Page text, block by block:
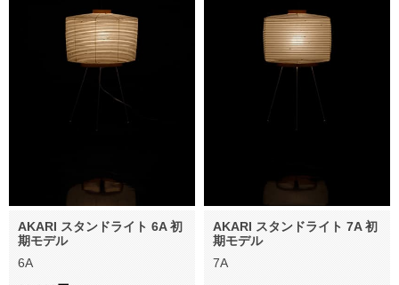
AKARI スタンドライト 6A 初
期モデル
6A
AKARI スタンドライト 7A 初
期モデル
7A